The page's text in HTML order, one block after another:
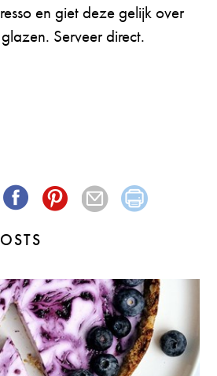
en giet deze gelijk over
Serveer direct.